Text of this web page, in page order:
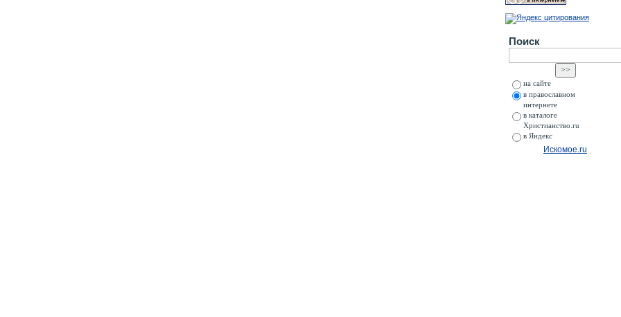
Поиск
на сайте
в православном
интернете
в каталоге
Христианство.ru
в Яндекс
Искомое.ru